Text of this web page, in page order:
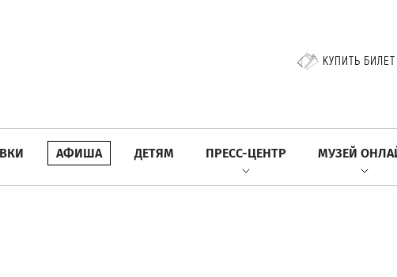
КУПИТЬ БИЛЕТ
АФИША ДЕТЯМ ПРЕСС-ЦЕНТР МУЗЕЙ